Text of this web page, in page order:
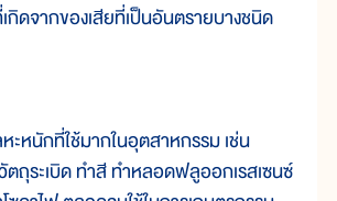
ดจากของเสียที่เป็นอันตรายบางชนิด
นักที่ใช้มากในอุตสาหกรรม เช่น
ถุระเบิด ทำสี ทำหลอดฟลูออกเรสเซนซ์